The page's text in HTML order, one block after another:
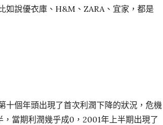
如說優衣庫、H&M、ZARA、宜家，都是
十個年頭出現了首次利潤下降的狀況，危機
當期利潤幾乎成0，2001年上半期出現了